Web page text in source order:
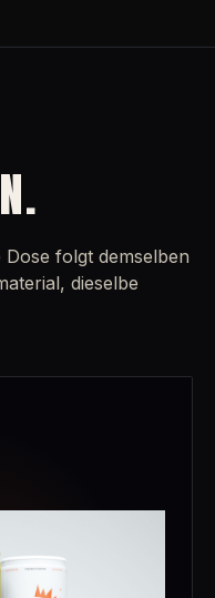
folgt demselben
dieselbe